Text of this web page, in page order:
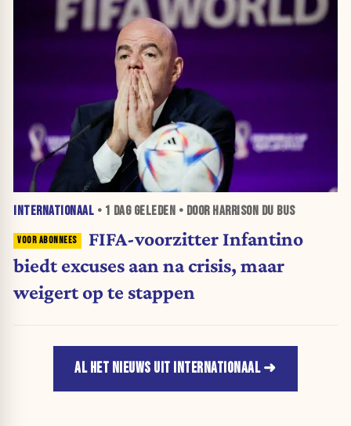
INTERNATIONAAL • 1 DAGGELEDEN • DOOR HARRISON DU BUS
FIFA-voorzitter Infantino
biedt excuses aan na crisis, maar
weigert op te stappen
AL HET NIEUWS UIT INTERNATIONAAL